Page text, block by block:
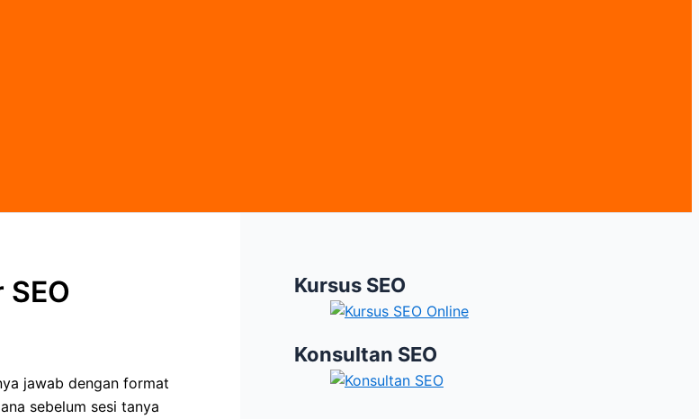
jawab dengan format
sebelum sesi tanya
Kursus SEO
Konsultan SEO